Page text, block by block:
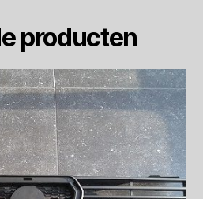
producten